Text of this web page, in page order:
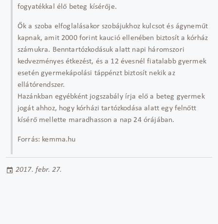
fogyatékkal élő beteg kísérője.
Ők a szoba elfoglalásakor szobájukhoz kulcsot és ágyneműt
kapnak, amit 2000 forint kaució ellenében biztosít a kórház
számukra. Benntartózkodásuk alatt napi háromszori
kedvezményes étkezést, és a 12 évesnél fiatalabb gyermek
esetén gyermekápolási táppénzt biztosít nekik az
ellátórendszer.
Hazánkban egyébként jogszabály írja elő a beteg gyermek
jogát ahhoz, hogy kórházi tartózkodása alatt egy felnőtt
kísérő mellette maradhasson a nap 24 órájában.
Forrás: kemma.hu
2017. febr. 27.